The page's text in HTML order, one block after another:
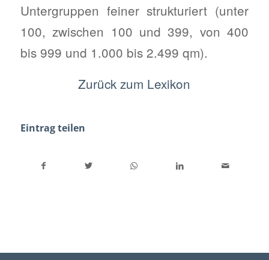
Untergruppen feiner strukturiert (unter
100, zwischen 100 und 399, von 400
bis 999 und 1.000 bis 2.499 qm).
Zurück zum Lexikon
Eintrag teilen